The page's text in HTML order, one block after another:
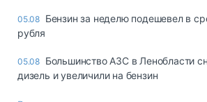
05.08 Бензин за неделю подешевел в
рубля
05.08 Большинство АЗС в Ленобласти
дизель и увеличили на бензин